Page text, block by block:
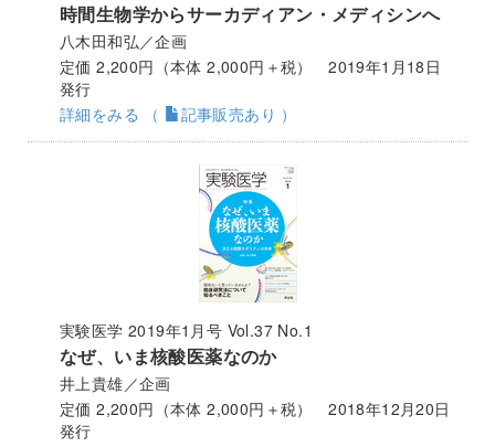
時間生物学からサーカディアン・メディシンへ
八木田和弘／企画
定価 2,200円（本体 2,000円＋税） 2019年1月18日
発行
詳細をみる （
記事販売あり ）
実験医学 2019年1月号 Vol.37 No.1
なぜ、いま核酸医薬なのか
井上貴雄／企画
定価 2,200円（本体 2,000円＋税） 2018年12月20日
発行